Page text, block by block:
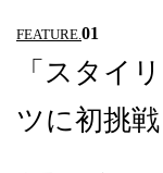
FEATURE.01
「スタイ
ツに初挑戦